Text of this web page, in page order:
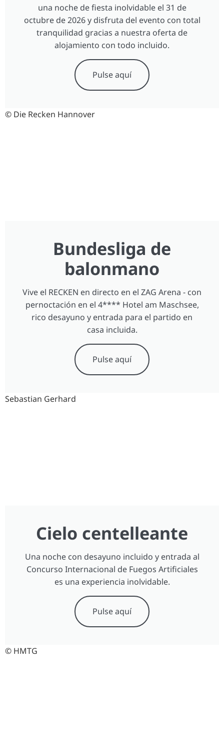
una noche de fiesta inolvidable el 31 de
octubre de 2026 y disfruta del evento con total
tranquilidad gracias a nuestra oferta de
alojamiento con todo incluido.
Pulse aquí
© Die Recken Hannover
Bundesliga de
balonmano
Vive el RECKEN en directo en el ZAG Arena - con
pernoctación en el 4**** Hotel am Maschsee,
rico desayuno y entrada para el partido en
casa incluida.
Pulse aquí
Sebastian Gerhard
Cielo centelleante
Una noche con desayuno incluido y entrada al
Concurso Internacional de Fuegos Artificiales
es una experiencia inolvidable.
Pulse aquí
© HMTG